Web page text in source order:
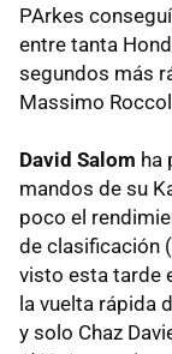
PArkes
entre tanta
segundos más
Massimo
David Salom ha
mandos de su
poco el
de clasificación
visto esta tarde
la vuelta rápida
y solo Chaz